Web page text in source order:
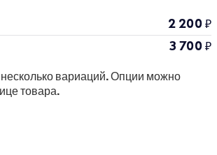
2 200₽
3 700₽
вариаций. Опции можно
товара.